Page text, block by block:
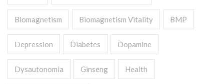
Biomagnetism Biomagnetism Vitality BMP
Depression Diabetes Dopamine
Dysautonomia Ginseng Health